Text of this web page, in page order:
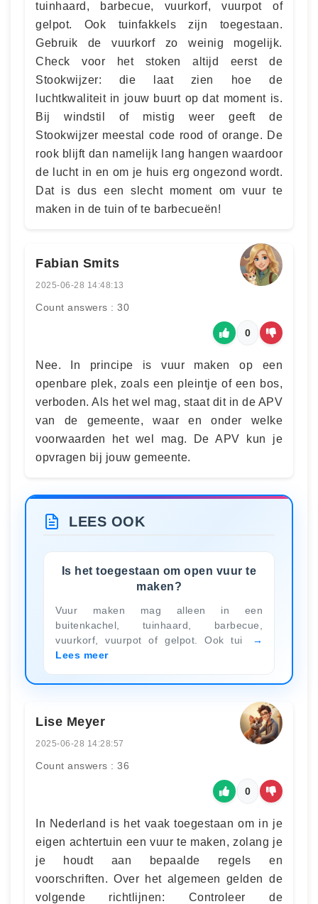
tuinhaard, barbecue, vuurkorf, vuurpot of
gelpot. Ook tuinfakkels zijn toegestaan.
Gebruik de vuurkorf zo weinig mogelijk.
Check voor het stoken altijd eerst de
Stookwijzer: die laat zien hoe de
luchtkwaliteit in jouw buurt op dat moment is.
Bij windstil of mistig weer geeft de
Stookwijzer meestal code rood of orange. De
rook blijft dan namelijk lang hangen waardoor
de lucht in en om je huis erg ongezond wordt.
Dat is dus een slecht moment om vuur te
maken in de tuin of te barbecueën!
Fabian Smits
2025-06-28 14:48:13
Count answers : 30
0
Nee. In principe is vuur maken op een
openbare plek, zoals een pleintje of een bos,
verboden. Als het wel mag, staat dit in de APV
van de gemeente, waar en onder welke
voorwaarden het wel mag. De APV kun je
opvragen bij jouw gemeente.
LEES OOK
Is het toegestaan om open vuur te
maken?
Vuur maken mag alleen in een
buitenkachel, tuinhaard, barbecue,
vuurkorf, vuurpot of gelpot. Ook tui
Lees meer
Lise Meyer
2025-06-28 14:28:57
Count answers : 36
0
In Nederland is het vaak toegestaan om in je
eigen achtertuin een vuur te maken, zolang je
je houdt aan bepaalde regels en
voorschriften. Over het algemeen gelden de
volgende richtlijnen: Controleer de